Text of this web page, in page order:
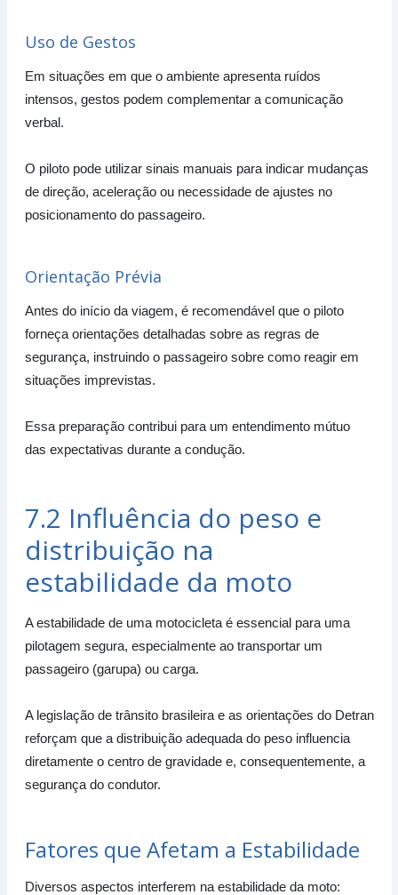
Uso de Gestos
Em situações em que o ambiente apresenta ruídos
intensos, gestos podem complementar a comunicação
verbal.
O piloto pode utilizar sinais manuais para indicar mudanças
de direção, aceleração ou necessidade de ajustes no
posicionamento do passageiro.
Orientação Prévia
Antes do início da viagem, é recomendável que o piloto
forneça orientações detalhadas sobre as regras de
segurança, instruindo o passageiro sobre como reagir em
situações imprevistas.
Essa preparação contribui para um entendimento mútuo
das expectativas durante a condução.
7.2 Influência do peso e
distribuição na
estabilidade da moto
A estabilidade de uma motocicleta é essencial para uma
pilotagem segura, especialmente ao transportar um
passageiro (garupa) ou carga.
A legislação de trânsito brasileira e as orientações do Detran
reforçam que a distribuição adequada do peso influencia
diretamente o centro de gravidade e, consequentemente, a
segurança do condutor.
Fatores que Afetam a Estabilidade
Diversos aspectos interferem na estabilidade da moto: